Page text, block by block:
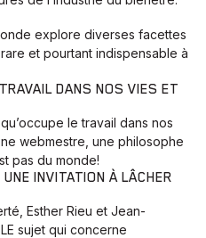
explore diverses facettes
et pourtant indispensable à
DANS NOS VIES ET
le travail dans nos
webmestre, une philosophe
pas du monde!
INVITATION À LÂCHER
Esther Rieu et Jean-
sujet qui concerne